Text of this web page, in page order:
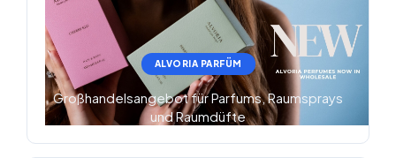
ALVORIA PARFÜM
Großhandelsangebot für Parfums, Raumsprays
und Raumdüfte